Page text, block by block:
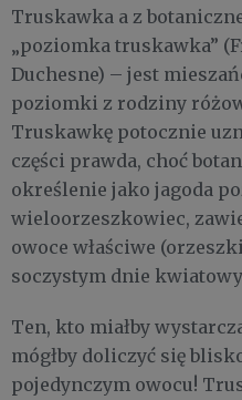
Truskawka a z
„poziomka truskawka”
Duchesne) – jest
poziomki z rodziny
Truskawkę potocznie
części prawda, choć
określenie jako jagoda
wieloorzeszkowiec,
owoce właściwe
soczystym dnie
Ten, kto miałby
mógłby doliczyć się
pojedynczym owocu!